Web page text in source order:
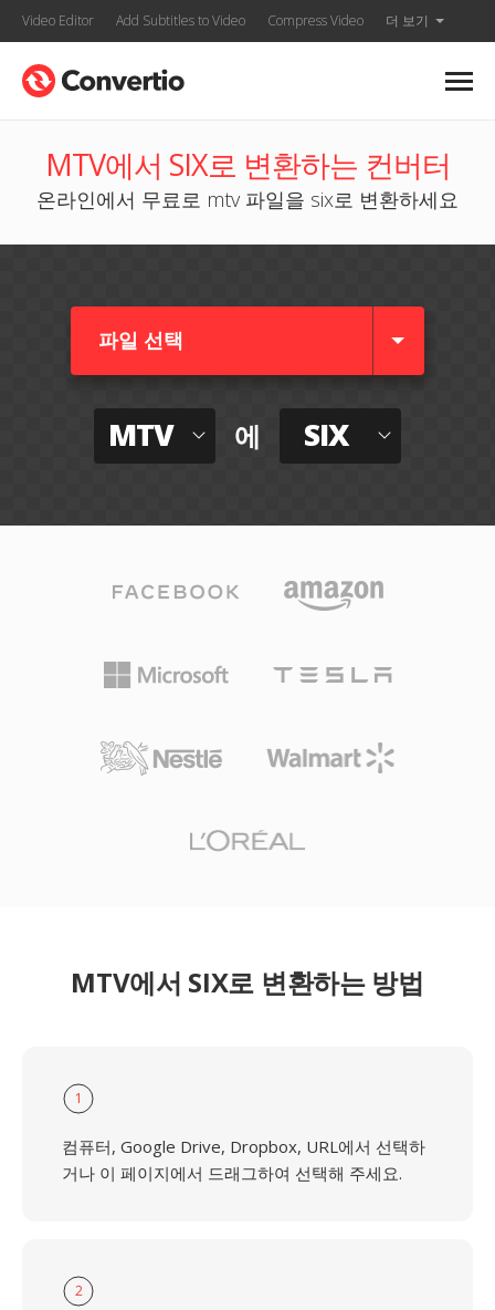
Video Editor Add Subtitles to Video Compress Video 더 보기
MTV에서 SIX로 변환하는 컨버터
온라인에서 무료로 mtv 파일을 six로 변환하세요
파일 선택
MTV 에 SIX
MTV에서 SIX로 변환하는 방법
1
컴퓨터, Google Drive, Dropbox, URL에서 선택하
거나 이 페이지에서 드래그하여 선택해 주세요.
2